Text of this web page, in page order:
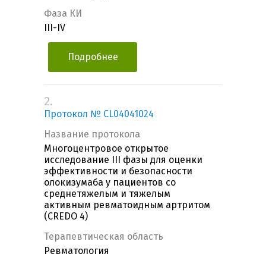
Фаза КИ
III-IV
Подробнее
2.
Протокол № CL04041024
Название протокола
Многоцентровое открытое
исследование III фазы для оценки
эффективности и безопасности
олокизумаба у пациентов со
среднетяжелым и тяжелым
активным ревматоидным артритом
(CREDO 4)
Терапевтическая область
Ревматология